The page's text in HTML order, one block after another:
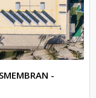
-